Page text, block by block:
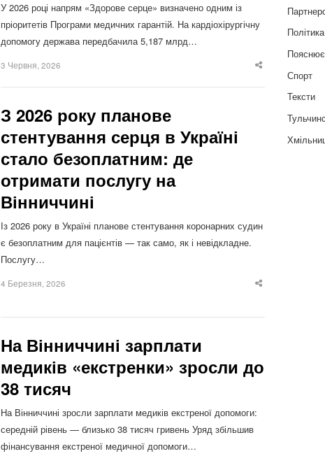
У 2026 році напрям «Здорове серце» визначено одним із
пріоритетів Програми медичних гарантій. На кардіохірургічну
допомогу держава передбачила 5,187 млрд…
3 Червня, 2026
Share
З 2026 року планове
стентування серця в Україні
стало безоплатним: де
отримати послугу на
Вінниччині
Із 2026 року в Україні планове стентування коронарних судин
є безоплатним для пацієнтів — так само, як і невідкладне.
Послугу…
4 Березня, 2026
Share
На Вінниччині зарплати
медиків «екстренки» зросли до
38 тисяч
На Вінниччині зросли зарплати медиків екстреної допомоги:
середній рівень — близько 38 тисяч гривень Уряд збільшив
фінансування екстреної медичної допомоги…
Політика
Спорт
Тексти